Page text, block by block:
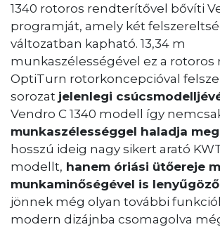
1340 rotoros rendterítővel bővíti
programját, amely két
változatban kapható. 13,34 m
munkaszélességével ez a rotoros
OptiTurn rotorkoncepcióval
sorozat jelenlegi
Vendro C 1340 modell így
munkaszélességgel haladja
hosszú ideig nagy sikert arató
modellt, hanem óriási ütőereje
munkaminőségével is
jönnek még olyan további
modern dizájnba csomagolva